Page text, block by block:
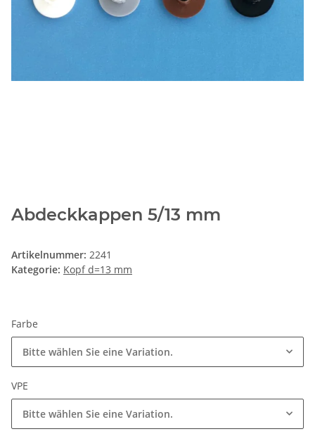
Abdeckkappen 5/13 mm
Artikelnummer: 2241
Kategorie: Kopf d=13 mm
Farbe
Bitte wählen Sie eine Variation.
VPE
Bitte wählen Sie eine Variation.